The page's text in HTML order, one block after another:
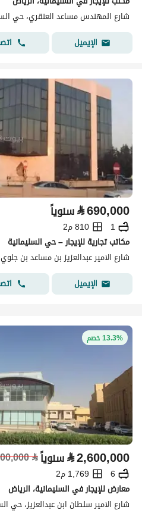
شارع المهندس مساعد العنقري، حي
الإيميل
⃁690,000 سنوياً
1
810 م2
مكاتب تجارية للإيجار – حي السليمانية
الإيميل
13.3% خصم
⃁2,600,000 سنوياً⃁
6
1,769 م2
معارض للإيجار في السليمانية، الرياض
شارع الامير سلطان ابن عبدالعزيز، حي